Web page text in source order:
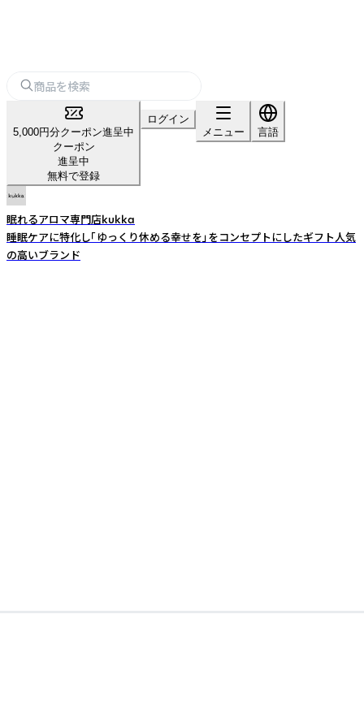
5,000円分クーポン進呈中
クーポン
進呈中
無料で登録
ログイン
メニュー
言語
眠れるアロマ専門店kukka
睡眠ケアに特化し「ゆっくり休める幸せを」をコンセプトにしたギフト人気
の高いブランド